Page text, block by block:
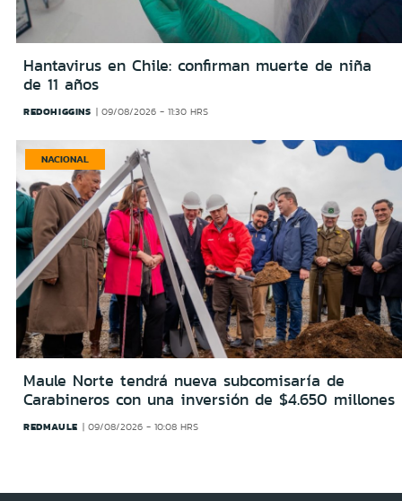
Hantavirus en Chile: confirman muerte de niña
de 11 años
REDOHIGGINS 09/08/2026 - 11:30 HRS
NACIONAL
Maule Norte tendrá nueva subcomisaría de
Carabineros con una inversión de $4.650 millones
REDMAULE 09/08/2026 - 10:08 HRS